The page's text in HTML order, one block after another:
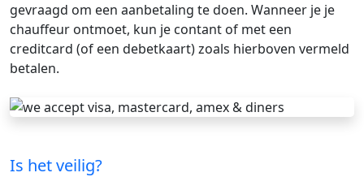
gevraagd om een ​​aanbetaling te doen. Wanneer je je
chauffeur ontmoet, kun je contant of met een
creditcard (of een debetkaart) zoals hierboven vermeld
betalen.
Is het veilig?